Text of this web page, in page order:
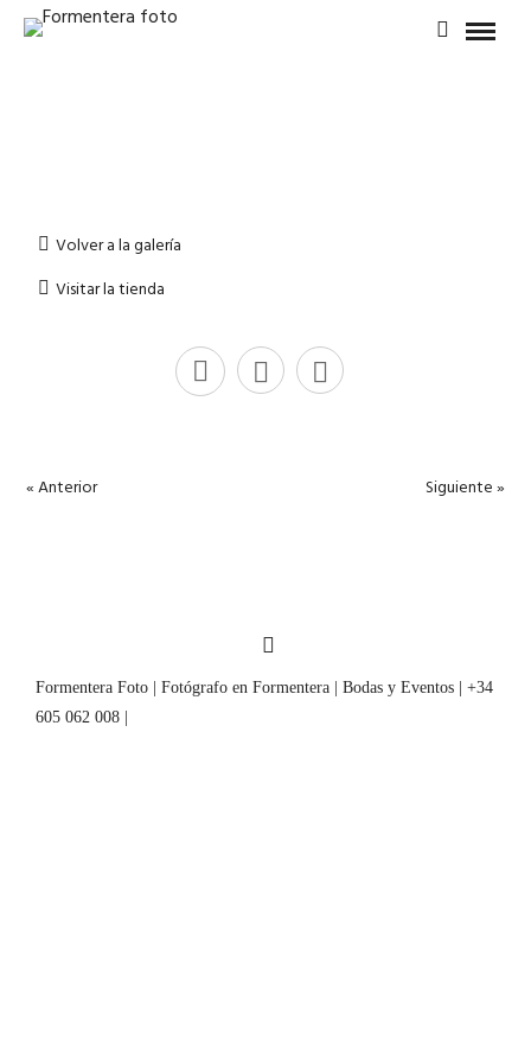
Volver a la galería
Visitar la tienda
« Anterior Siguiente »
Formentera Foto | Fotógrafo en Formentera | Bodas y Eventos | +34
605 062 008 |